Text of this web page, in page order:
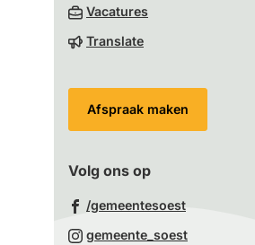
paginainhoud
Vacatures(Verwijst
website)
Translate
Afspraak maken
Volg ons op
/gemeentesoest(Verwijst
naar
gemeente_soest(Verwijst